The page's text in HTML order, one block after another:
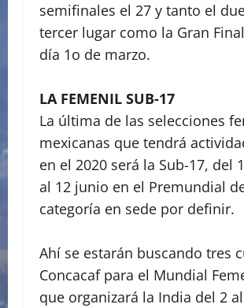
semifinales el 27 y tanto el
tercer lugar como la Gran
día 1o de marzo.
LA FEMENIL SUB-17
La última de las selecciones
mexicanas que tendrá
en el 2020 será la Sub-17, del
al 12 junio en el Premundial
categoría en sede por definir.
Ahí se estarán buscando tres
Concacaf para el Mundial
que organizará la India del 2